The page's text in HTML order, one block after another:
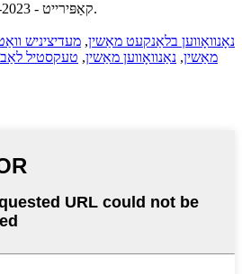
© קאַפּירייט - 2010-2023: כל הזכויות שמורות.
נאָנוואָווען בלאַנקעט מאַשין, מעדיציניש
מאַשין, נאַנוואָווען מאַשין, טעקסטיל